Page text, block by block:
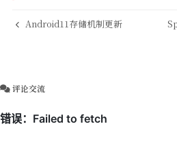
Android11存储机制更新
评论交流